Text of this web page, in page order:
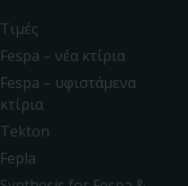
Τιμές
Fespa – νέα κτίρια
Fespa – υφιστάμενα
κτίρια
Tekton
Fepla